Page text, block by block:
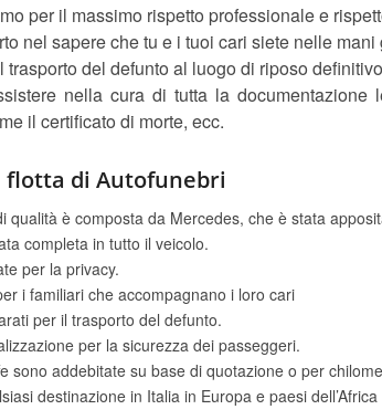
per il massimo rispetto professionale e
nel sapere che tu e i tuoi cari siete nelle mani
trasporto del defunto al luogo di riposo
nella cura di tutta la
il certificato di morte, ecc.
flotta di Autofunebri
qualità è composta da Mercedes, che è stata
completa in tutto il veicolo.
per la privacy.
i familiari che accompagnano i loro cari
per il trasporto del defunto.
per la sicurezza dei passeggeri.
sono addebitate su base di quotazione o per
destinazione in Italia in Europa e paesi dell’Africa